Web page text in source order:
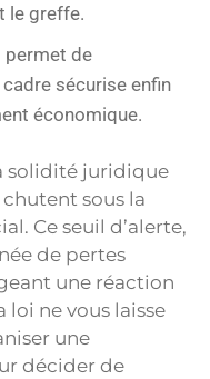
le greffe.
permet de
sécurise enfin
économique.
solidité juridique
sous la
Ce seuil d’alerte,
de pertes
une réaction
ne vous laisse
une
décider de